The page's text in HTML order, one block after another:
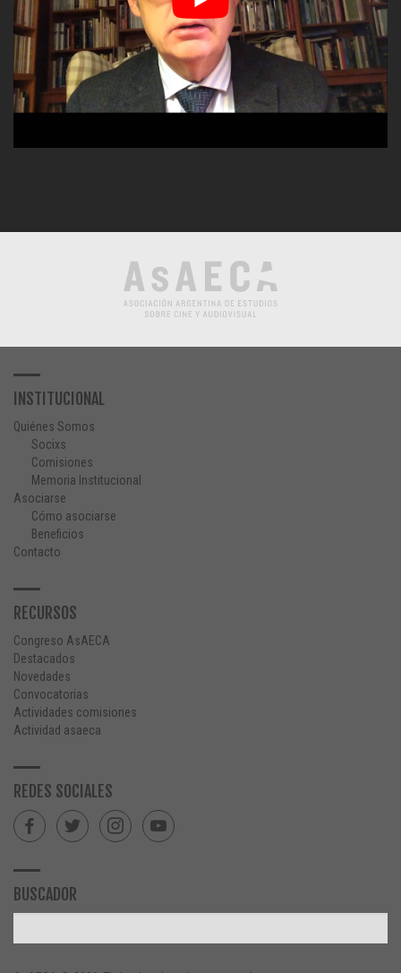
INSTITUCIONAL
Quiénes Somos
Socixs
Comisiones
Memoria Institucional
Asociarse
Cómo asociarse
Beneficios
Contacto
RECURSOS
Congreso AsAECA
Destacados
Novedades
Convocatorias
Actividades comisiones
Actividad asaeca
REDES SOCIALES
BUSCADOR